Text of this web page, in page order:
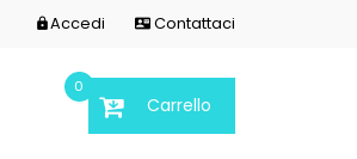
Accedi  Contattaci
Carrello
0